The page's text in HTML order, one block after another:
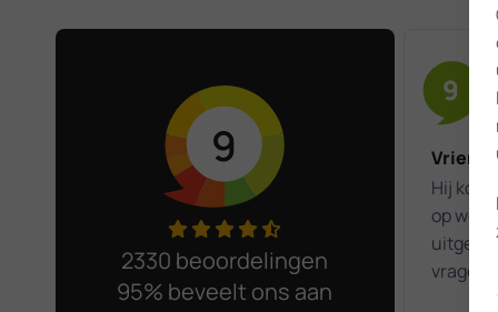
9
2330 beoordelingen
95% beveelt ons aan
9
Hij
op
vragen
Het